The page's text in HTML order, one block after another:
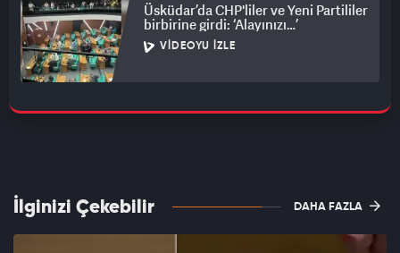
Üsküdar’da CHP'liler ve Yeni Partililer
birbirine girdi: ‘Alayınızı…’
VIDEOYU İZLE
İlginizi Çekebilir DAHA FAZLA